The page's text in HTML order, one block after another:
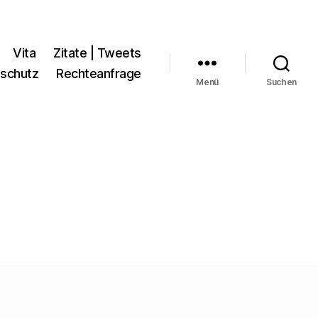
Vita
Zitate | Tweets
Rechteanfrage
Menü Suchen